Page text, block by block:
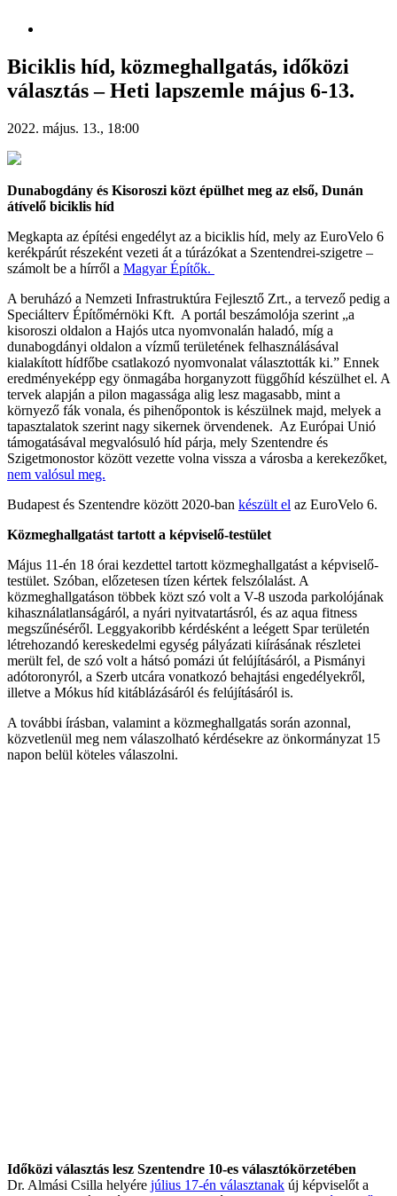
Biciklis híd, közmeghallgatás, időközi
választás – Heti lapszemle május 6-13.
2022. május. 13., 18:00
Dunabogdány és Kisoroszi közt épülhet meg az első, Dunán
átívelő biciklis híd
Megkapta az építési engedélyt az a biciklis híd, mely az EuroVelo 6
kerékpárút részeként vezeti át a túrázókat a Szentendrei-szigetre –
számolt be a hírről a Magyar Építők.
A beruházó a Nemzeti Infrastruktúra Fejlesztő Zrt., a tervező pedig a
Speciálterv Építőmérnöki Kft. A portál beszámolója szerint „a
kisoroszi oldalon a Hajós utca nyomvonalán haladó, míg a
dunabogdányi oldalon a vízmű területének felhasználásával
kialakított hídfőbe csatlakozó nyomvonalat választották ki.” Ennek
eredményeképp egy önmagába horganyzott függőhíd készülhet el. A
tervek alapján a pilon magassága alig lesz magasabb, mint a
környező fák vonala, és pihenőpontok is készülnek majd, melyek a
tapasztalatok szerint nagy sikernek örvendenek. Az Európai Unió
támogatásával megvalósuló híd párja, mely Szentendre és
Szigetmonostor között vezette volna vissza a városba a kerekezőket,
nem valósul meg.
Budapest és Szentendre között 2020-ban készült el az EuroVelo 6.
Közmeghallgatást tartott a képviselő-testület
Május 11-én 18 órai kezdettel tartott közmeghallgatást a képviselő-
testület. Szóban, előzetesen tízen kértek felszólalást. A
közmeghallgatáson többek közt szó volt a V-8 uszoda parkolójának
kihasználatlanságáról, a nyári nyitvatartásról, és az aqua fitness
megszűnéséről. Leggyakoribb kérdésként a leégett Spar területén
létrehozandó kereskedelmi egység pályázati kiírásának részletei
merült fel, de szó volt a hátsó pomázi út felújításáról, a Pismányi
adótoronyról, a Szerb utcára vonatkozó behajtási engedélyekről,
illetve a Mókus híd kitáblázásáról és felújításáról is.
A további írásban, valamint a közmeghallgatás során azonnal,
közvetlenül meg nem válaszolható kérdésekre az önkormányzat 15
napon belül köteles válaszolni.
Időközi választás lesz Szentendre 10-es választókörzetében
Dr. Almási Csilla helyére július 17-én választanak új képviselőt a